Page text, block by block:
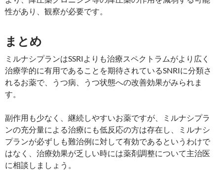
性があり、観察が必要です。
まとめ
ミルナシプランはSSRIよりも治療スペクトラムがより広く
治療学的に有用であることを期待されているSNRIに分類さ
れるお薬で、うつ病、うつ状態への改善効果がみられま
す。
副作用も少なく、継続しやすいお薬ですが、ミルナシプラ
ンの充分量による治療にも低反応の方は存在し、ミルナシ
プランが必ずしも難治例に対して有効であるというわけで
はなく、治療効果が乏しい時には薬剤調整について主治医
に相談しましょう。